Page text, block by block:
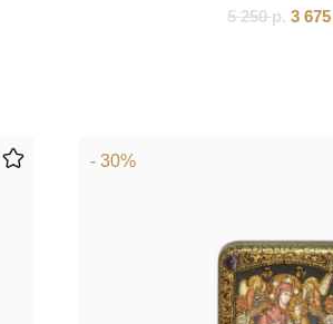
5 250р. 3 675
- 30%